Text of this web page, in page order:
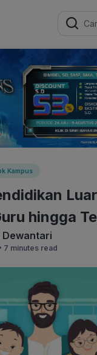
Search
for:
Kampus
hingga
Dewantari
7 minutes read